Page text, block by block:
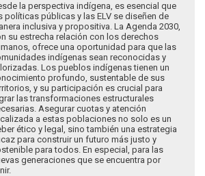
la perspectiva indígena, es esencial que
políticas públicas y las ELV se diseñen de
inclusiva y propositiva. La Agenda 2030,
su estrecha relación con los derechos
ofrece una oportunidad para que las
indígenas sean reconocidas y
Los pueblos indígenas tienen un
profundo, sustentable de sus
y su participación es crucial para
las transformaciones estructurales
Asegurar cuotas y atención
a estas poblaciones no solo es un
ético y legal, sino también una estrategia
para construir un futuro más justo y
para todos. En especial, para las
generaciones que se encuentra por